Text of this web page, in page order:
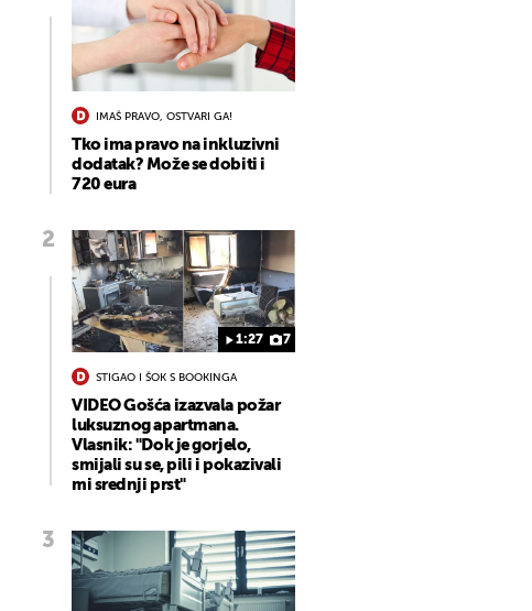
IMAŠ PRAVO, OSTVARI GA!
Tko ima pravo na inkluzivni
dodatak? Može se dobiti i
720 eura
1:27 7
STIGAO I ŠOK S BOOKINGA
VIDEO Gošća izazvala požar
luksuznog apartmana.
Vlasnik: "Dok je gorjelo,
smijali su se, pili i pokazivali
mi srednji prst"